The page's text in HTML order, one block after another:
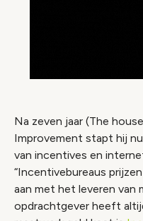
Na zeven jaar (The
Improvement stapt hij
van incentives en
“Incentivebureaus
aan met het leveren van
opdrachtgever heeft